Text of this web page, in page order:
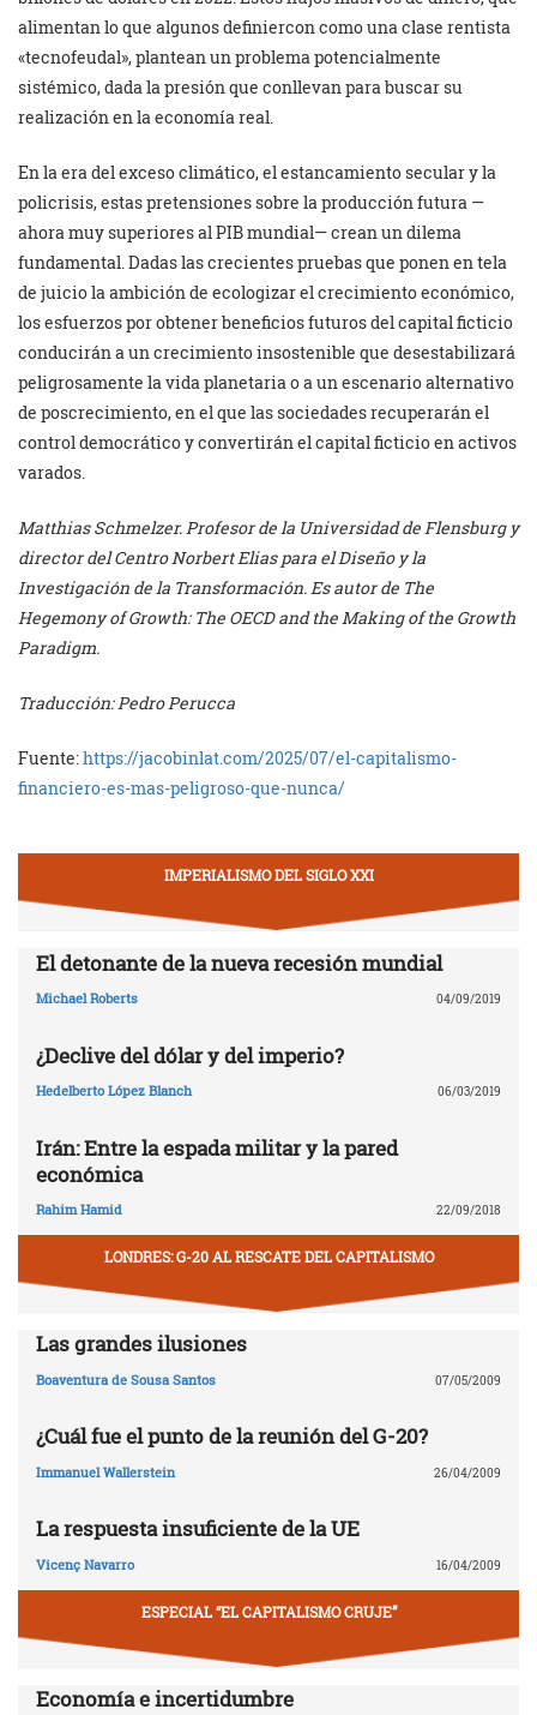
alimentan lo que algunos definiercon como una clase rentista
«tecnofeudal», plantean un problema potencialmente
sistémico, dada la presión que conllevan para buscar su
realización en la economía real.
En la era del exceso climático, el estancamiento secular y la
policrisis, estas pretensiones sobre la producción futura —
ahora muy superiores al PIB mundial— crean un dilema
fundamental. Dadas las crecientes pruebas que ponen en tela
de juicio la ambición de ecologizar el crecimiento económico,
los esfuerzos por obtener beneficios futuros del capital ficticio
conducirán a un crecimiento insostenible que desestabilizará
peligrosamente la vida planetaria o a un escenario alternativo
de poscrecimiento, en el que las sociedades recuperarán el
control democrático y convertirán el capital ficticio en activos
varados.
Matthias Schmelzer. Profesor de la Universidad de Flensburg y
director del Centro Norbert Elias para el Diseño y la
Investigación de la Transformación. Es autor de The
Hegemony of Growth: The OECD and the Making of the Growth
Paradigm.
Traducción: Pedro Perucca
Fuente:https://jacobinlat.com/2025/07/el-capitalismo-
financiero-es-mas-peligroso-que-nunca/
IMPERIALISMO DEL SIGLO XXI
El detonante de la nueva recesión mundial
Michael Roberts 04/09/2019
¿Declive del dólar y del imperio?
Hedelberto López Blanch 06/03/2019
Irán: Entre la espada militar y la pared
económica
Rahim Hamid 22/09/2018
LONDRES: G-20 AL RESCATE DEL CAPITALISMO
Las grandes ilusiones
Boaventura de Sousa Santos 07/05/2009
¿Cuál fue el punto de la reunión del G-20?
Immanuel Wallerstein 26/04/2009
La respuesta insuficiente de la UE
Vicenç Navarro 16/04/2009
ESPECIAL “EL CAPITALISMO CRUJE”
Economía e incertidumbre